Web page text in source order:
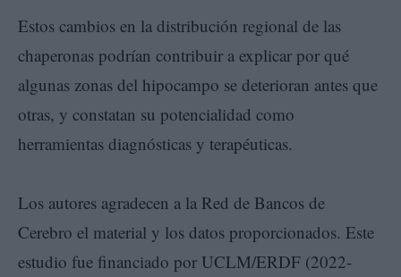
Estos cambios en la distribución regional de las
chaperonas podrían contribuir a explicar por qué
algunas zonas del hipocampo se deterioran antes que
otras, y constatan su potencialidad como
herramientas diagnósticas y terapéuticas.
Los autores agradecen a la Red de Bancos de
Cerebro el material y los datos proporcionados. Este
estudio fue financiado por UCLM/ERDF (2022-